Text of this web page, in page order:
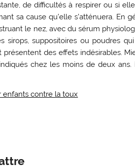
de difficultés à respirer ou si
sa cause qu’elle s’atténuera. En
le nez, avec du sérum
sirops, suppositoires ou poudres
des effets indésirables.
chez les moins de deux
enfants contre la toux